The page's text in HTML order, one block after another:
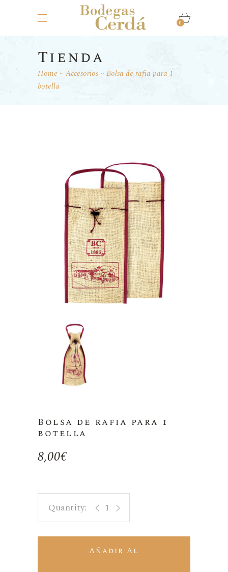
0
Tienda
Home Accesorios
Bolsa de rafia para 1
botella
Bolsa de rafia para 1
botella
8,00€
Bolsa de rafia para 1 botella
Añadir Al